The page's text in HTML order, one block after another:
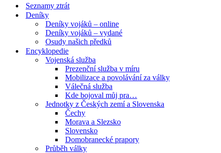
Seznamy ztrát
Deníky
Deníky vojáků – online
Deníky vojáků – vydané
Osudy našich předků
Encyklopedie
Vojenská služba
Prezenční služba v míru
Mobilizace a povolávání za války
Válečná služba
Kde bojoval můj pra…
Jednotky z Českých zemí a Slovenska
Čechy
Morava a Slezsko
Slovensko
Domobranecké prapory
Průběh války